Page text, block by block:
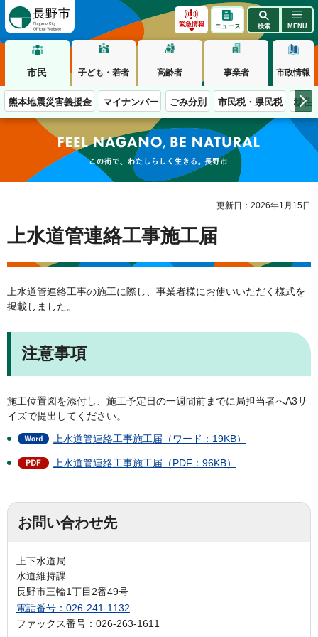
緊急情報 ニュース 検索 MENU
市民 子ども・若者 高齢者 事業者 市政情報
熊本地震災害義援金 マイナンバー ごみ分別 市民税・県民税 移住
この街で、わたしらしく生きる。長野市
更新日：2026年1月15日
上水道管連絡工事施工届
上水道管連絡工事の施工に際し、事業者様にお使いいただく様式を
掲載しました。
注意事項
施工位置図を添付し、施工予定日の一週間前までに局担当者へA3サ
イズで提出してください。
上水道管連絡工事施工届（ワード：19KB）
上水道管連絡工事施工届（PDF：96KB）
お問い合わせ先
上下水道局
水道維持課
長野市三輪1丁目2番49号
電話番号：026-241-1132
ファックス番号：026-263-1611